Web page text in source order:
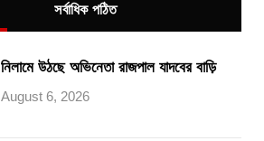
সর্বাধিক পঠিত
নিলামে উঠছে অভিনেতা রাজপাল যাদবের বাড়ি
August 6, 2026